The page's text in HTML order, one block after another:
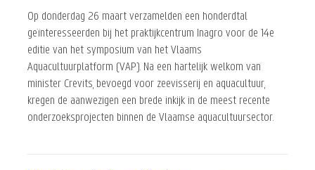
Op donderdag 26 maart verzamelden een honderdtal
geïnteresseerden bij het praktijkcentrum Inagro voor de 14e
editie van het symposium van het Vlaams
Aquacultuurplatform (VAP). Na een hartelijk welkom van
minister Crevits, bevoegd voor zeevisserij en aquacultuur,
kregen de aanwezigen een brede inkijk in de meest recente
onderzoeksprojecten binnen de Vlaamse aquacultuursector.